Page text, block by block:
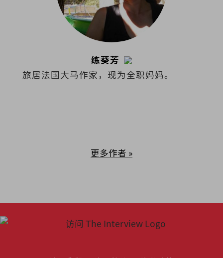
练葵芳
旅居法国大马作家，现为全职妈妈。
更多作者 »